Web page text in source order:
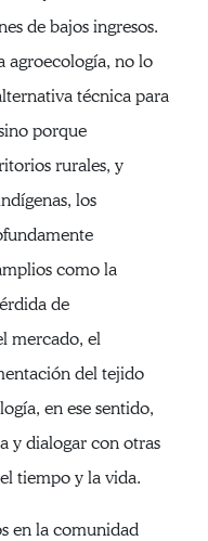
de bajos ingresos.
agroecología, no lo
técnica para
porque
rurales, y
los
como la
de
mercado, el
del tejido
en ese sentido,
y dialogar con otras
tiempo y la vida.
en la comunidad